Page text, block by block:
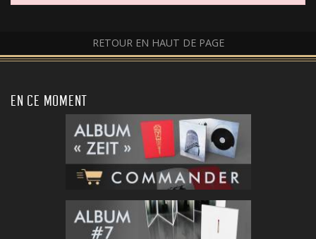
RETOUR EN HAUT DE PAGE
EN CE MOMENT